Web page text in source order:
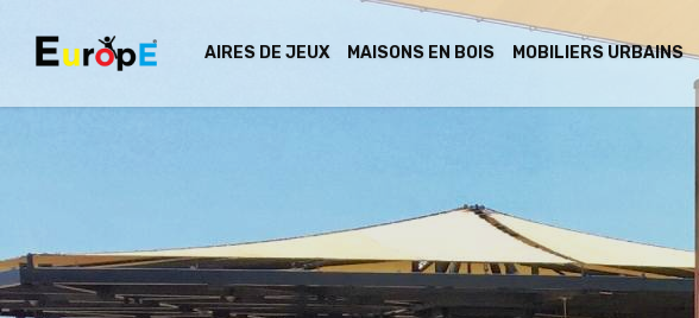
AIRES DE JEUX MAISONS EN BOIS MOBILIERS URBAINS